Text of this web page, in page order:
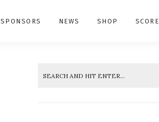
SPONSORS NEWS SHOP SCORE